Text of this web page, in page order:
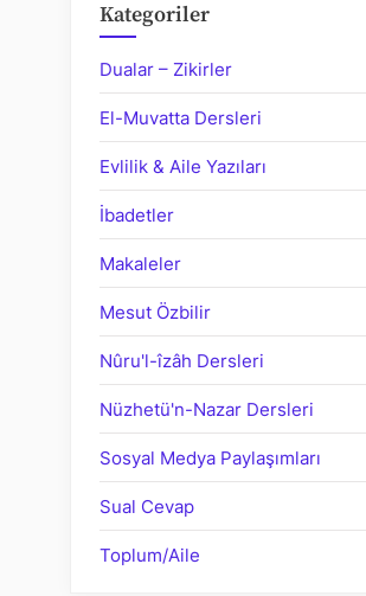
Kategoriler
Dualar – Zikirler
El-Muvatta Dersleri
Evlilik & Aile Yazıları
İbadetler
Makaleler
Mesut Özbilir
Nûru'l-îzâh Dersleri
Nüzhetü'n-Nazar Dersleri
Sosyal Medya Paylaşımları
Sual Cevap
Toplum/Aile